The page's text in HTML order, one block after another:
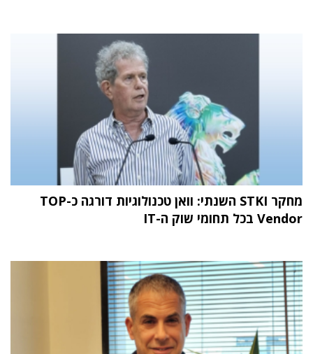
מחקר STKI השנתי: וואן טכנולוגיות דורגה כ-TOP
Vendor בכל תחומי שוק ה-IT